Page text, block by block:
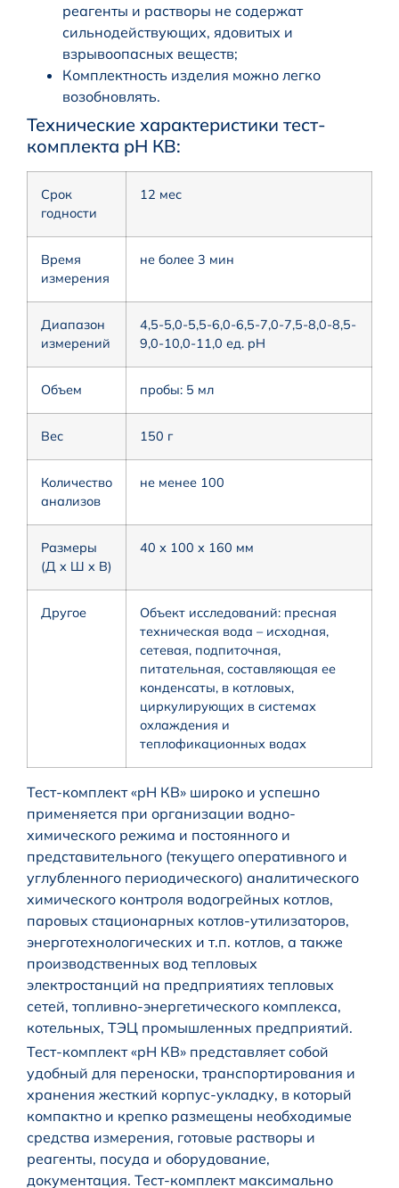
реагенты и растворы не содержат
сильнодействующих, ядовитых и
взрывоопасных веществ;
Комплектность изделия можно легко
возобновлять.
Технические характеристики тест-
комплекта pH КB:
Срок
годности
12 мес
Время
измерения
не более 3 мин
Диапазон
измерений
4,5-5,0-5,5-6,0-6,5-7,0-7,5-8,0-8,5-
9,0-10,0-11,0 ед. pH
Объем пробы: 5 мл
Вес 150 г
Количество
анализов
не менее 100
Размеры
(Д x Ш x В)
40 х 100 х 160 мм
Другое
Объект исследований: пресная
техническая вода – исходная,
сетевая, подпиточная,
питательная, составляющая ее
конденсаты, в котловых,
циркулирующих в системах
охлаждения и
теплофикационных водах
Тест-комплект «pH КВ» широко и успешно
применяется при организации водно-
химического режима и постоянного и
представительного (текущего оперативного и
углубленного периодического) аналитического
химического контроля водогрейных котлов,
паровых стационарных котлов-утилизаторов,
энерготехнологических и т.п. котлов, а также
производственных вод тепловых
электростанций на предприятиях тепловых
сетей, топливно-энергетического комплекса,
котельных, ТЭЦ промышленных предприятий.
Тест-комплект «pH КВ» представляет собой
удобный для переноски, транспортирования и
хранения жесткий корпус-укладку, в который
компактно и крепко размещены необходимые
средства измерения, готовые растворы и
реагенты, посуда и оборудование,
документация. Тест-комплект максимально